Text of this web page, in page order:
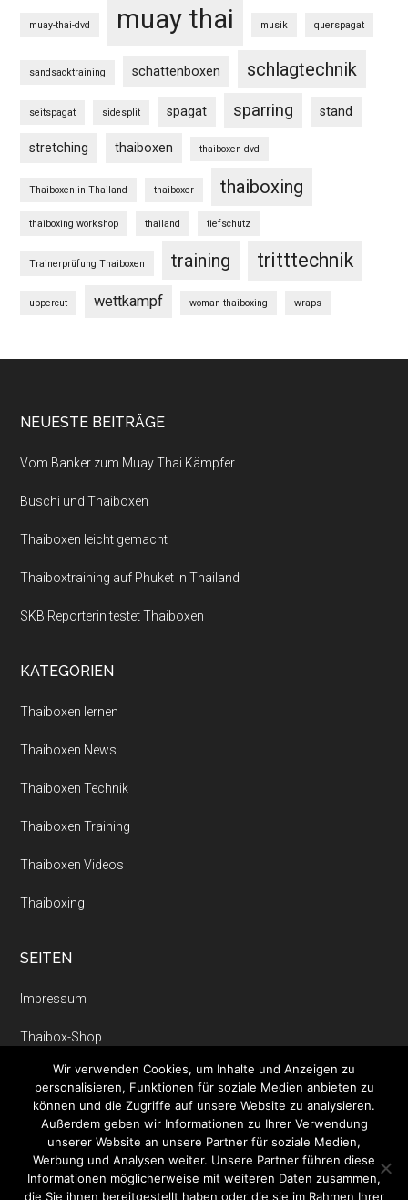
muay-thai-dvd muay thai musik querspagat
sandsacktraining schattenboxen schlagtechnik
seitspagat sidesplit spagat sparring stand
stretching thaiboxen thaiboxen-dvd
Thaiboxen in Thailand thaiboxer thaiboxing
thaiboxing workshop thailand tiefschutz
Trainerprüfung Thaiboxen training tritttechnik
uppercut wettkampf woman-thaiboxing wraps
NEUESTE BEITRÄGE
Vom Banker zum Muay Thai Kämpfer
Buschi und Thaiboxen
Thaiboxen leicht gemacht
Thaiboxtraining auf Phuket in Thailand
SKB Reporterin testet Thaiboxen
KATEGORIEN
Thaiboxen lernen
Thaiboxen News
Thaiboxen Technik
Thaiboxen Training
Thaiboxen Videos
Thaiboxing
SEITEN
Impressum
Thaibox-Shop
ThaiboxenWir verwenden Cookies, um Inhalte und Anzeigen zu
personalisieren, Funktionen für soziale Medien anbieten zu
können und die Zugriffe auf unsere Website zu analysieren.
Außerdem geben wir Informationen zu Ihrer Verwendung
unserer Website an unsere Partner für soziale Medien,
Werbung und Analysen weiter. Unsere Partner führen diese
Informationen möglicherweise mit weiteren Daten zusammen,
die Sie ihnen bereitgestellt haben oder die sie im Rahmen Ihrer